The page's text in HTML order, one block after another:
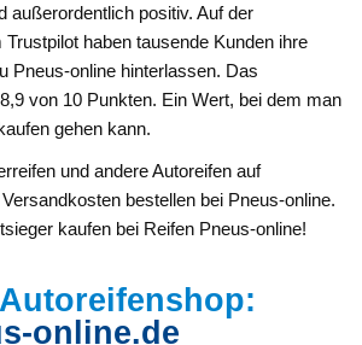
außerordentlich positiv. Auf der
haben tausende Kunden ihre
Pneus-online hinterlassen. Das
von 10 Punkten. Ein Wert, bei dem man
gehen kann.
und andere Autoreifen auf
bestellen bei Pneus-online.
kaufen bei Reifen Pneus-online!
online.de